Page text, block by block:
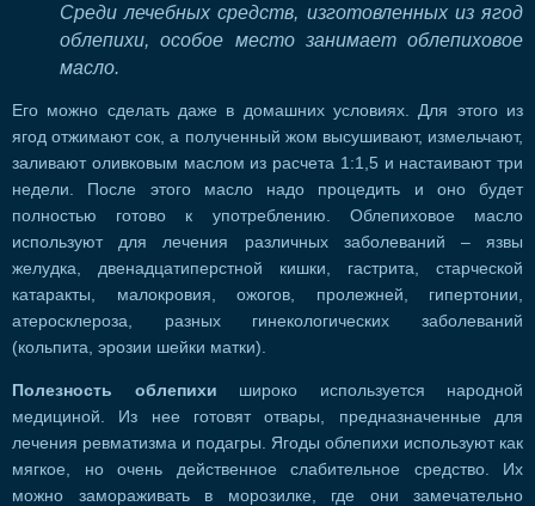
Среди лечебных средств, изготовленных из ягод
облепихи, особое место занимает облепиховое
масло.
Его можно сделать даже в домашних условиях. Для этого из
ягод отжимают сок, а полученный жом высушивают, измельчают,
заливают оливковым маслом из расчета 1:1,5 и настаивают три
недели. После этого масло надо процедить и оно будет
полностью готово к употреблению. Облепиховое масло
используют для лечения различных заболеваний – язвы
желудка, двенадцатиперстной кишки, гастрита, старческой
катаракты, малокровия, ожогов, пролежней, гипертонии,
атеросклероза, разных гинекологических заболеваний
(кольпита, эрозии шейки матки).
Полезность облепихи широко используется народной
медициной. Из нее готовят отвары, предназначенные для
лечения ревматизма и подагры. Ягоды облепихи используют как
мягкое, но очень действенное слабительное средство. Их
можно замораживать в морозилке, где они замечательно